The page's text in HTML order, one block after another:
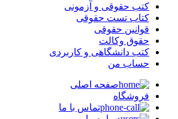
کتب حقوقی و آزمونی
کتاب تست حقوقی
قوانین حقوقی
حقوق وکالت
کتب دانشگاهی و کاربردی
حساب من
صفحه اصلی
فروشگاه
تماس با ما